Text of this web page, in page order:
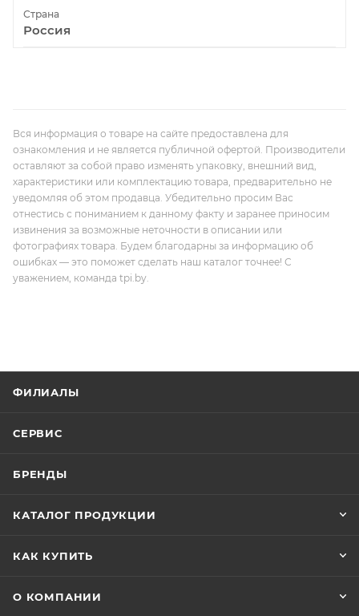
Страна
Россия
Вся информация о товаре на сайте предоставлена для
ознакомления и не является публичной офертой. Производители
оставляют за собой право изменять упаковку, внешний вид,
характеристики или комплектацию товара, предварительно не
уведомляя об этом продавца. Убедительно просим Вас
отнестись с пониманием к данному факту и заранее приносим
извинения за возможные неточности в описании или
фотографиях товара. Будем благодарны за информацию об
ошибках — это поможет сделать наш каталог точнее! С
уважением, команда tpi.by.
ФИЛИАЛЫ
СЕРВИС
БРЕНДЫ
КАТАЛОГ ПРОДУКЦИИ
КАК КУПИТЬ
О КОМПАНИИ